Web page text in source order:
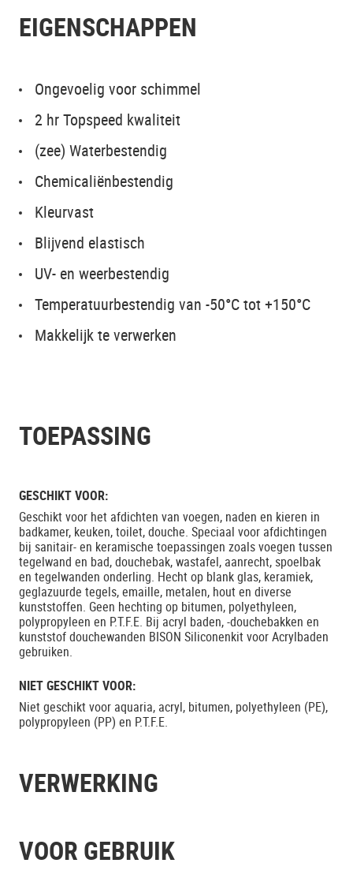
EIGENSCHAPPEN
Ongevoelig voor schimmel
2 hr Topspeed kwaliteit
(zee) Waterbestendig
Chemicaliënbestendig
Kleurvast
Blijvend elastisch
UV- en weerbestendig
Temperatuurbestendig van -50°C tot +150°C
Makkelijk te verwerken
TOEPASSING
GESCHIKT VOOR:
Geschikt voor het afdichten van voegen, naden en kieren in
badkamer, keuken, toilet, douche. Speciaal voor afdichtingen
bij sanitair- en keramische toepassingen zoals voegen tussen
tegelwand en bad, douchebak, wastafel, aanrecht, spoelbak
en tegelwanden onderling. Hecht op blank glas, keramiek,
geglazuurde tegels, emaille, metalen, hout en diverse
kunststoffen. Geen hechting op bitumen, polyethyleen,
polypropyleen en P.T.F.E. Bij acryl baden, -douchebakken en
kunststof douchewanden BISON Siliconenkit voor Acrylbaden
gebruiken.
NIET GESCHIKT VOOR:
Niet geschikt voor aquaria, acryl, bitumen, polyethyleen (PE),
polypropyleen (PP) en P.T.F.E.
VERWERKING
VOOR GEBRUIK